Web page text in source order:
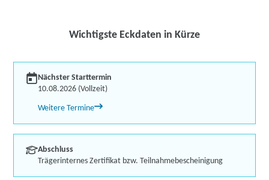
Wichtigste Eckdaten in Kürze
Nächster Starttermin
10.08.2026 (Vollzeit)
Weitere Termine
Abschluss
Trägerinternes Zertifikat bzw. Teilnahmebescheinigung